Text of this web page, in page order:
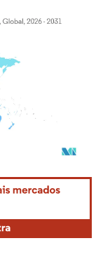
conforme CC BY 4.0.